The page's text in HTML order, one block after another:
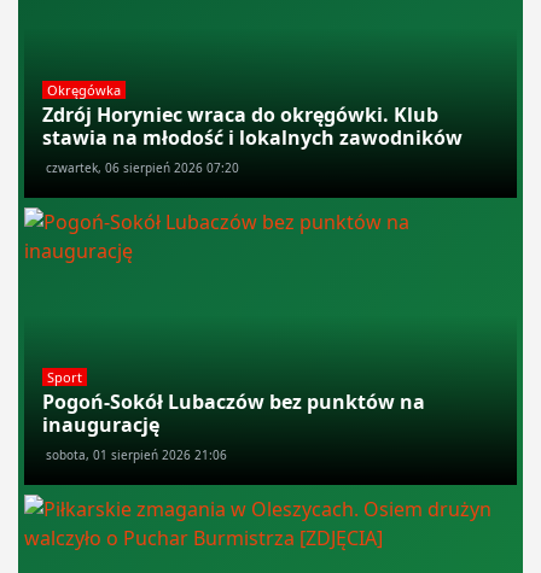
Okręgówka
Zdrój Horyniec wraca do okręgówki. Klub
stawia na młodość i lokalnych zawodników
czwartek, 06 sierpień 2026 07:20
Sport
Pogoń-Sokół Lubaczów bez punktów na
inaugurację
sobota, 01 sierpień 2026 21:06